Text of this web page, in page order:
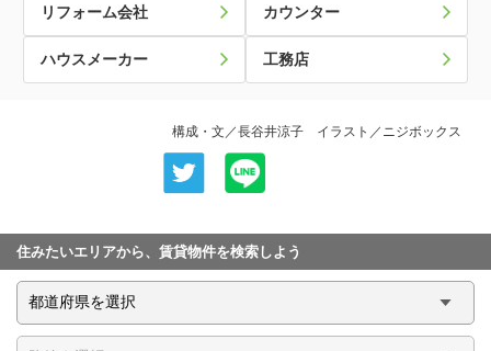
リフォーム会社 カウンター
ハウスメーカー 工務店
構成・文／長谷井涼子 イラスト／ニジボックス
住みたいエリアから、賃貸物件を検索しよう